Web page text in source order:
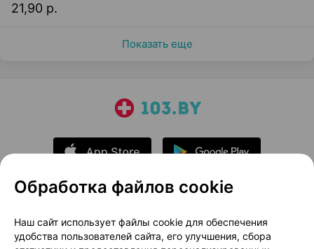
21,90 р.
Показать еще
О проекте
Новости проекта
Размещение рекламы
Медицинский маркетинг
Обработка файлов cookie
Наш сайт использует файлы cookie для обеспечения
удобства пользователей сайта, его улучшения, сбора